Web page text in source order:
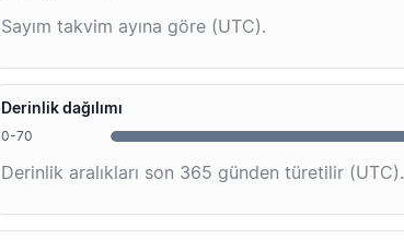
Sayım takvim ayına göre (UTC).
Derinlik dağılımı
0-70
Derinlik aralıkları son 365 günden türetilir (UTC).